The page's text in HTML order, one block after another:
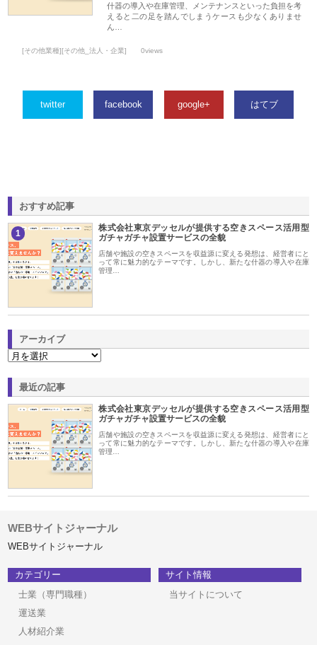
什器の導入や在庫管理、メンテナンスといった負担を考
えると二の足を踏んでしまうケースも少なくありませ
ん…
[その他業種][その他_法人・企業] 0views
twitter facebook google+ はてブ
おすすめ記事
1
株式会社東京デッセルが提供する空きスペース活用型
ガチャガチャ設置サービスの全貌
店舗や施設の空きスペースを収益源に変える発想は、経営者にと
って常に魅力的なテーマです。しかし、新たな什器の導入や在庫
管理…
アーカイブ
最近の記事
株式会社東京デッセルが提供する空きスペース活用型
ガチャガチャ設置サービスの全貌
店舗や施設の空きスペースを収益源に変える発想は、経営者にと
って常に魅力的なテーマです。しかし、新たな什器の導入や在庫
管理…
WEBサイトジャーナル
WEBサイトジャーナル
カテゴリー
士業（専門職種）
運送業
人材紹介業
サイト情報
当サイトについて